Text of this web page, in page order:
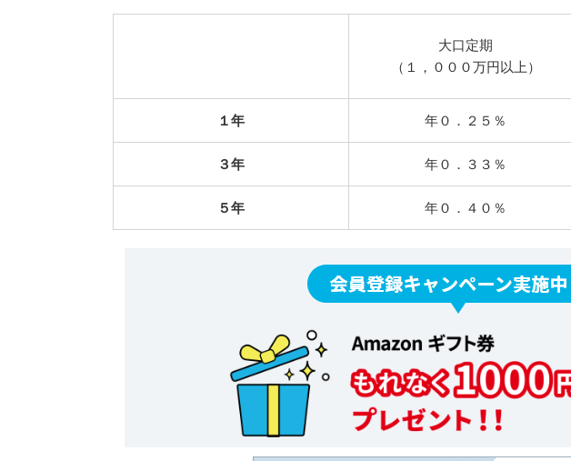
大口定期
（１，０００万円以上）
１年 年０．２５％
３年 年０．３３％
５年 年０．４０％